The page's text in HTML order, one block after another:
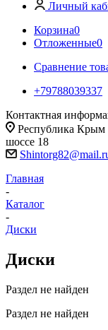
Личный
Корзина0
Отложенные0
Сравнение
+79788039337
Контактная
Республика
шоссе 18
Главная
-
Каталог
-
Диски
Диски
Раздел не найден
Раздел не найден